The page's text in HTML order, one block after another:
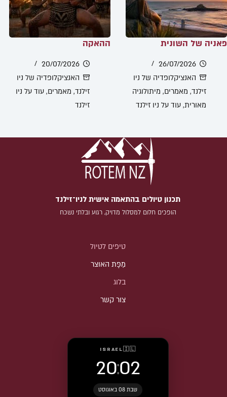
פאניה של השונית
26/07/2026
האנציקלופדיה של ניו
זילנד, מאמרים, מיתולוגיה
מאורית, עוד על ניו זילנד
ההאקה
20/07/2026
האנציקלופדיה של ניו
זילנד, מאמרים, עוד על ניו
זילנד
תכנון טיולים בהתאמה אישית לניו־זילנד
הופכים חלום למסלול מדויק, רגוע ובלתי נשכח
טיפים לטיול
מַפָּת האוצר
בלוג
צור קשר
ISRAEL🇮🇱
20:02
שבת 08 באוגוסט